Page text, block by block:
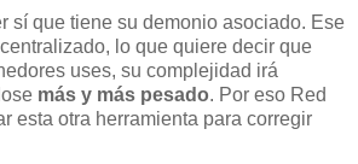
sí que tiene su demonio asociado. Ese
lo que quiere decir que
uses, su complejidad irá
más y más pesado. Por eso Red
esta otra herramienta para corregir